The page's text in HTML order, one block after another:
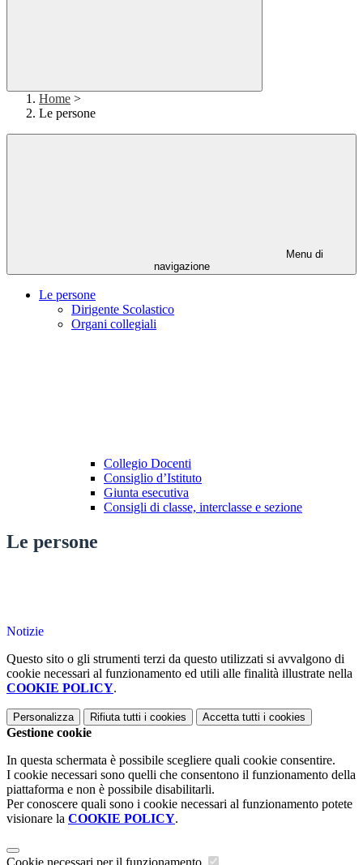
Home >
Le persone
Menu di
navigazione
Le persone
Dirigente Scolastico
Organi collegiali
Collegio Docenti
Consiglio d’Istituto
Giunta esecutiva
Consigli di classe, interclasse e sezione
Le persone
Notizie
Questo sito o gli strumenti terzi da questo utilizzati si avvalgono di
cookie necessari al funzionamento ed utili alle finalità illustrate nella
COOKIE POLICY.
Personalizza Rifiuta tutti i cookies Accetta tutti i cookies
Gestione cookie
In questa schermata è possibile scegliere quali cookie consentire.
I cookie necessari sono quelli che consentono il funzionamento della
piattaforma e non è possibile disabilitarli.
Per conoscere quali sono i cookie necessari al funzionamento potete
visionare la COOKIE POLICY.